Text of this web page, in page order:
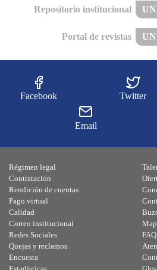
Repositorio institucional
Portal de revistas
Facebook Twitter
Email
Régimen legal
Contratación
Rendición de cuentas
Pago virtual
Calidad
Correo institucional
Redes Sociales
Quejas y reclamos
Encuesta
FAQ